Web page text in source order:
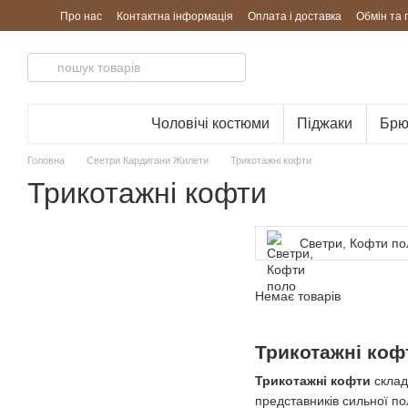
Перейти до основного контенту
Про нас Контактна інформація Оплата і доставка Обмін та
Чоловічі костюми Піджаки
Головна Светри Кардигани Жилети Трикотажні кофти
Трикотажні кофти
Светри, Кофти
Трикотажні
Трикотажні кофти
представників сильної
Немає товарів